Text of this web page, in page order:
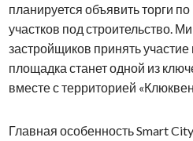
планируется объявить торги
участков под строительство.
застройщиков принять участие
площадка станет одной из
вместе с территорией
Главная особенность Smart